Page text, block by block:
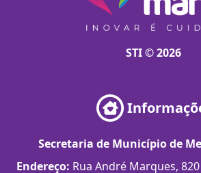
STI © 2026
Secretaria de Município de
Endereço: Rua André Marques,